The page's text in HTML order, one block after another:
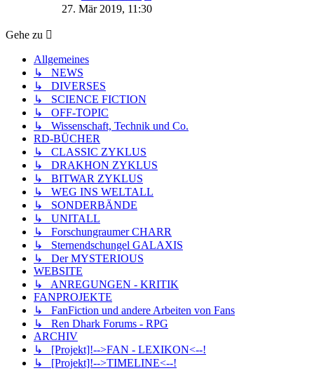
Beitrag
27. Mär 2019, 11:30
Gehe zu
Allgemeines
↳ NEWS
↳ DIVERSES
↳ SCIENCE FICTION
↳ OFF-TOPIC
↳ Wissenschaft, Technik und Co.
RD-BÜCHER
↳ CLASSIC ZYKLUS
↳ DRAKHON ZYKLUS
↳ BITWAR ZYKLUS
↳ WEG INS WELTALL
↳ SONDERBÄNDE
↳ UNITALL
↳ Forschungraumer CHARR
↳ Sternendschungel GALAXIS
↳ Der MYSTERIOUS
WEBSITE
↳ ANREGUNGEN - KRITIK
FANPROJEKTE
↳ FanFiction und andere Arbeiten von Fans
↳ Ren Dhark Forums - RPG
ARCHIV
↳ [Projekt]!-->FAN - LEXIKON<--!
↳ [Projekt]!-->TIMELINE<--!